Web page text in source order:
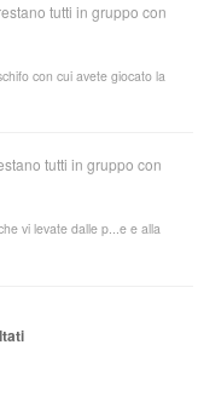
tutti in gruppo con
con cui avete giocato la
tutti in gruppo con
vi levate dalle p...e e alla